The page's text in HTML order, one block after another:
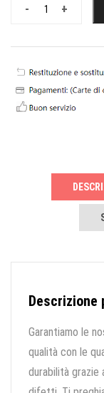
+
-
Descrizione
Garantiamo le
qualità con le
durabilità grazie